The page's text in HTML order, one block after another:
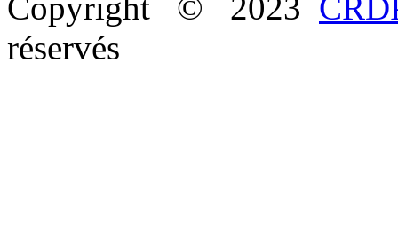
Copyright © 2023
réservés